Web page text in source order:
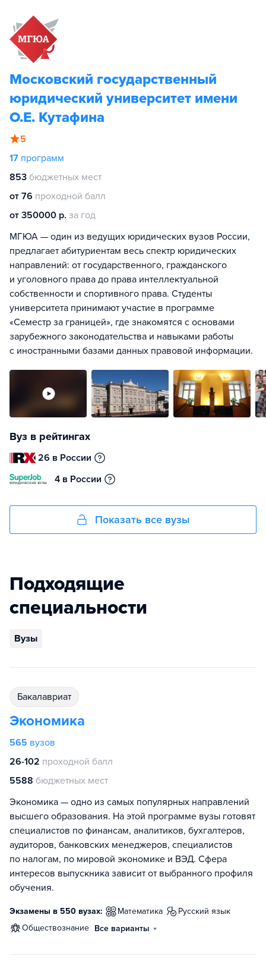
Московский государственный
юридический университет имени
О.Е. Кутафина
5
17 программ
853 бюджетных мест
от 76 проходной балл
от 350000 р. за год
МГЮА — один из ведущих юридических вузов России,
предлагает абитуриентам весь спектр юридических
направлений: от государственного, гражданского
и уголовного права до права интеллектуальной
собственности и спортивного права. Студенты
университета принимают участие в программе
«Семестр за границей», где знакомятся с основами
зарубежного законодательства и навыками работы
с иностранными базами данных правовой информации.
Вуз в рейтингах
26 в России
4 в России
Показать все вузы
Подходящие
специальности
Вузы
бакалавриат
Экономика
565 вузов
26-102 проходной балл
5588 бюджетных мест
Экономика — одно из самых популярных направлений
высшего образования. На этой программе вузы готовят
специалистов по финансам, аналитиков, бухгалтеров,
аудиторов, банковских менеджеров, специалистов
по налогам, по мировой экономике и ВЭД. Сфера
интересов выпускника зависит от выбранного профиля
обучения.
Экзамены в 550 вузах: математика
русский язык
обществознание Все варианты